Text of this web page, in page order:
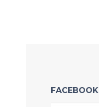
FACEBOOK